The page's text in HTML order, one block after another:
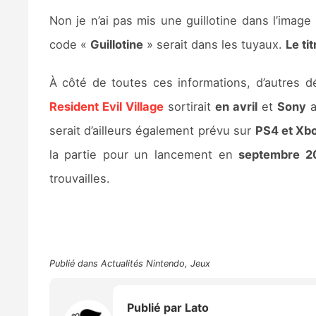
Non je n’ai pas mis une guillotine dans
code « Guillotine» serait dans les tuyaux. Le
À côté de toutes ces informations, d’autres
Resident Evil Villagesortirait en avrilet Sony
serait d’ailleurs également prévu sur PS4 et
la partie pour un lancement enseptembre
trouvailles.
Publié dans Actualités Nintendo, Jeux
Publié par Lato